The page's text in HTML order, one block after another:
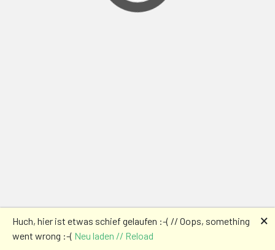
Huch, hier ist etwas schief gelaufen :-( // Oops, something
went wrong :-( Neu laden // Reload
🗙